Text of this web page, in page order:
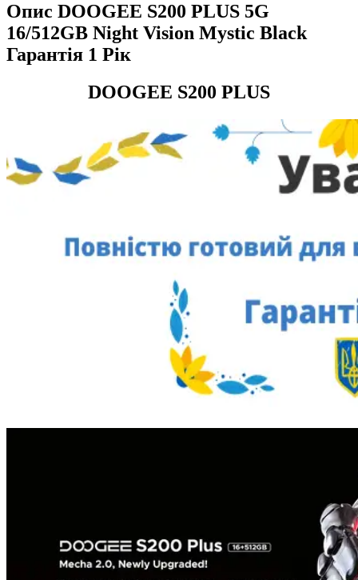
Опис DOOGEE S200 PLUS 5G
16/512GB Night Vision Mystic Black
Гарантія 1 Рік
DOOGEE S200 PLUS